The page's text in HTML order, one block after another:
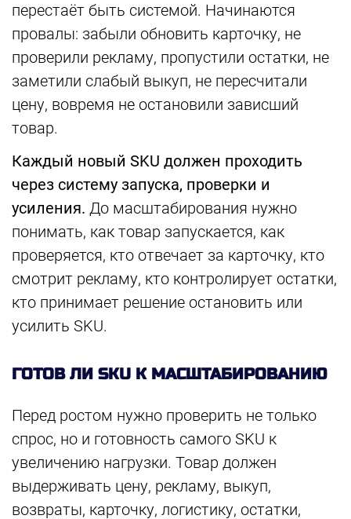
перестаёт быть системой. Начинаются
провалы: забыли обновить карточку, не
проверили рекламу, пропустили остатки, не
заметили слабый выкуп, не пересчитали
цену, вовремя не остановили зависший
товар.
Каждый новый SKU должен проходить
через систему запуска, проверки и
усиления. До масштабирования нужно
понимать, как товар запускается, как
проверяется, кто отвечает за карточку, кто
смотрит рекламу, кто контролирует остатки,
кто принимает решение остановить или
усилить SKU.
ГОТОВ ЛИ SKU К МАСШТАБИРОВАНИЮ
Перед ростом нужно проверить не только
спрос, но и готовность самого SKU к
увеличению нагрузки. Товар должен
выдерживать цену, рекламу, выкуп,
возвраты, карточку, логистику, остатки,